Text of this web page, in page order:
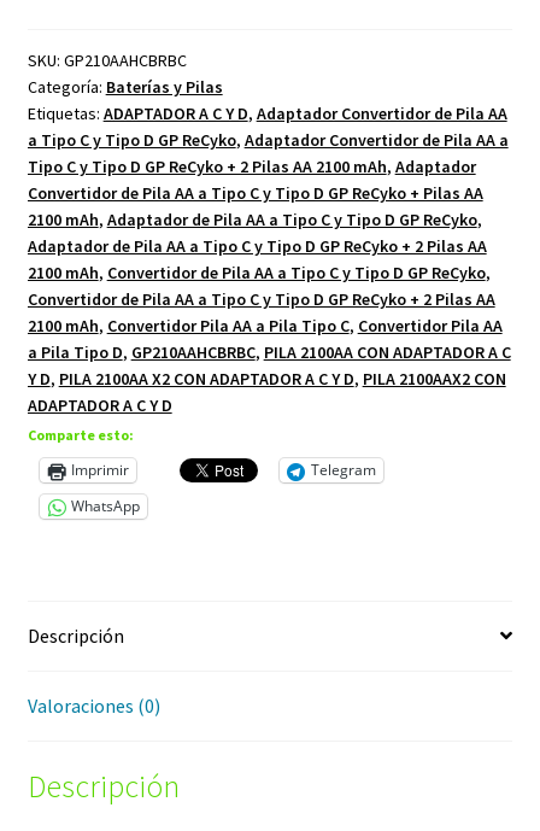
SKU: GP210AAHCBRBC
Categoría: Baterías y Pilas
Etiquetas: ADAPTADOR A C Y D, Adaptador Convertidor de Pila AA
a Tipo C y Tipo D GP ReCyko, Adaptador Convertidor de Pila AA a
Tipo C y Tipo D GP ReCyko + 2 Pilas AA 2100 mAh, Adaptador
Convertidor de Pila AA a Tipo C y Tipo D GP ReCyko + Pilas AA
2100 mAh, Adaptador de Pila AA a Tipo C y Tipo D GP ReCyko,
Adaptador de Pila AA a Tipo C y Tipo D GP ReCyko + 2 Pilas AA
2100 mAh, Convertidor de Pila AA a Tipo C y Tipo D GP ReCyko,
Convertidor de Pila AA a Tipo C y Tipo D GP ReCyko + 2 Pilas AA
2100 mAh, Convertidor Pila AA a Pila Tipo C, Convertidor Pila AA
a Pila Tipo D, GP210AAHCBRBC, PILA 2100AA CON ADAPTADOR A C
Y D, PILA 2100AA X2 CON ADAPTADOR A C Y D, PILA 2100AAX2 CON
ADAPTADOR A C Y D
Comparte esto:
Imprimir
Telegram
WhatsApp
Descripción
Valoraciones (0)
Descripción